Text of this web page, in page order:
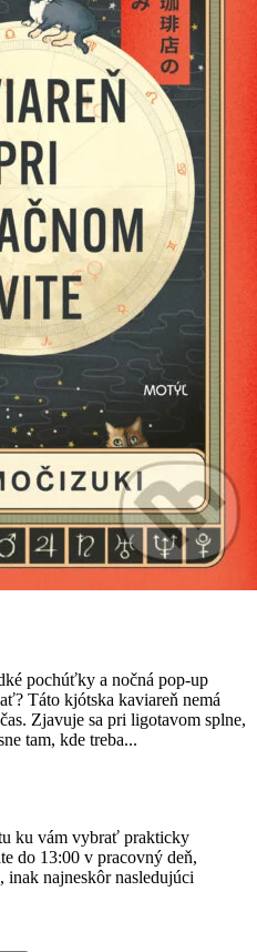
pochúťky a nočná pop-up
Táto kjótska kaviareň nemá
Zjavuje sa pri ligotavom splne,
tam, kde treba...
ku vám vybrať prakticky
do 13:00 v pracovný deň,
inak najneskôr nasledujúci